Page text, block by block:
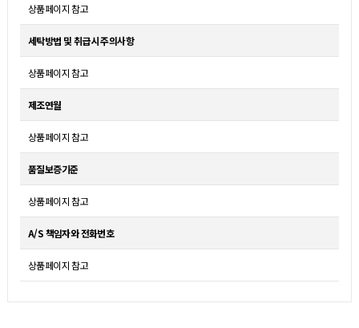
상품페이지 참고
세탁방법 및 취급시 주의사항
상품페이지 참고
제조연월
상품페이지 참고
품질보증기준
상품페이지 참고
A/S 책임자와 전화번호
상품페이지 참고